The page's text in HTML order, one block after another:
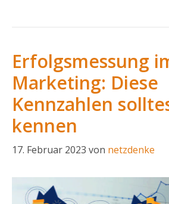
Erfolgsmessung
Marketing: Diese
Kennzahlen
kennen
17. Februar 2023 von netzdenke